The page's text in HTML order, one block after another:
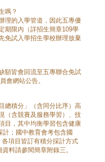
嗎？
理的入學管道，因此五專優
期限內（詳招生簡章109學
免試入學招生學校辦理放棄
額皆會回流至五專聯合免試
會網站公告。
總積分」（含同分比序）高
（含競賽及服務學習）、技
目，其中均衡學習包含健康
；國中教育會考包含國
項目皆訂有積分採計方式
料請參閱簡章附錄三。